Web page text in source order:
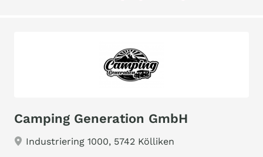
Camping Generation GmbH
Industriering 1000, 5742 Kölliken